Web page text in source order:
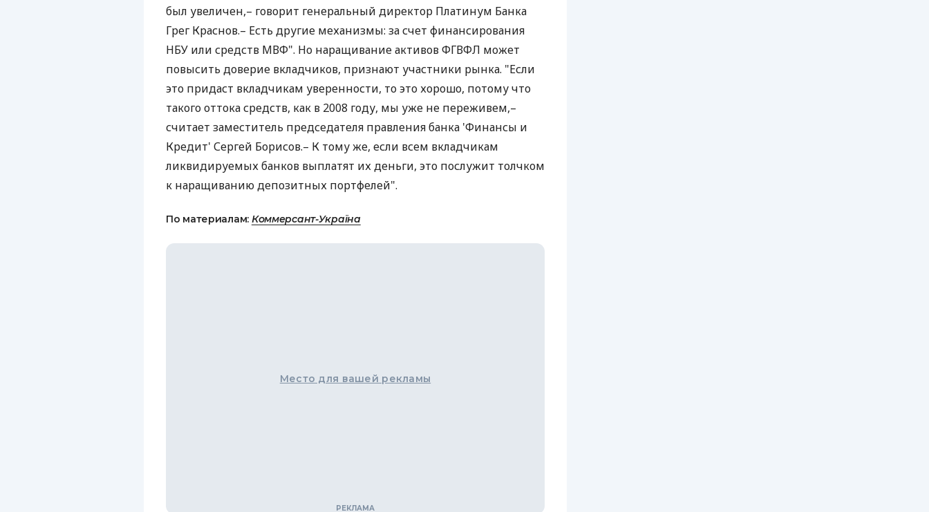
был увеличен,– говорит генеральный директор Платинум Банка
Грег Краснов.– Есть другие механизмы: за счет финансирования
НБУ или средств МВФ". Но наращивание активов ФГВФЛ может
повысить доверие вкладчиков, признают участники рынка. "Если
это придаст вкладчикам уверенности, то это хорошо, потому что
такого оттока средств, как в 2008 году, мы уже не переживем,–
считает заместитель председателя правления банка 'Финансы и
Кредит' Сергей Борисов.– К тому же, если всем вкладчикам
ликвидируемых банков выплатят их деньги, это послужит толчком
к наращиванию депозитных портфелей".
По материалам: Коммерсант-Україна
Место для вашей рекламы